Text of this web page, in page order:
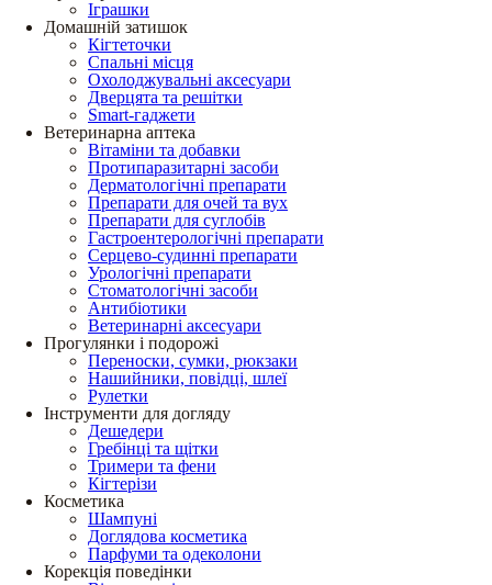
Іграшки
Домашній затишок
Кігтеточки
Спальні місця
Охолоджувальні аксесуари
Дверцята та решітки
Smart-гаджети
Ветеринарна аптека
Вітаміни та добавки
Протипаразитарні засоби
Дерматологічні препарати
Препарати для очей та вух
Препарати для суглобів
Гастроентерологічні препарати
Серцево-судинні препарати
Урологічні препарати
Стоматологічні засоби
Антибіотики
Ветеринарні аксесуари
Прогулянки і подорожі
Переноски, сумки, рюкзаки
Нашийники, повідці, шлеї
Рулетки
Інструменти для догляду
Дешедери
Гребінці та щітки
Тримери та фени
Кігтерізи
Косметика
Шампуні
Доглядова косметика
Парфуми та одеколони
Корекція поведінки